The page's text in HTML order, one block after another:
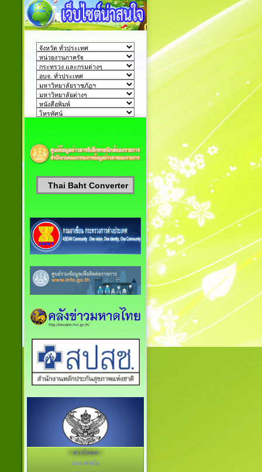
Thai Baht Converter